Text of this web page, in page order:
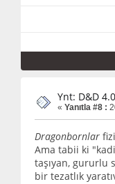
Ynt: D&D
« Yanıtla #8 :
Dragonbornlar
Ama tabii ki
taşıyan, gururlu
bir tezatlık